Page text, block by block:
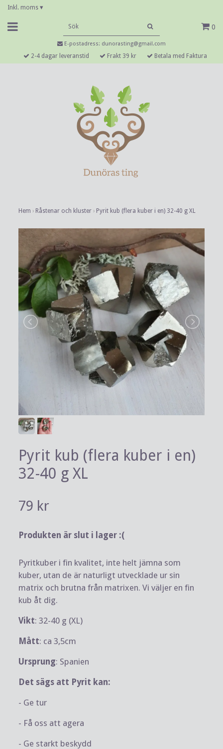
Inkl. moms ▾
0
E-postadress: dunorasting@gmail.com
2-4 dagar leveranstid Frakt 39 kr Betala med Faktura
Hem › Råstenar och kluster › Pyrit kub (flera kuber i en) 32-40 g XL
Pyrit kub (flera kuber i en)
32-40 g XL
79 kr
Produkten är slut i lager :(
Pyritkuber i fin kvalitet, inte helt jämna som
kuber, utan de är naturligt utvecklade ur sin
matrix och brutna från matrixen. Vi väljer en fin
kub åt dig.
Vikt: 32-40 g (XL)
Mått: ca 3,5cm
Ursprung: Spanien
Det sägs att Pyrit kan:
- Ge tur
- Få oss att agera
- Ge starkt beskydd